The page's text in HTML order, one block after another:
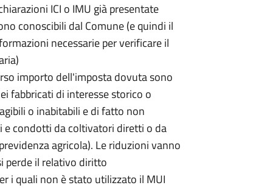
ICI o IMU già presentate
conoscibili dal Comune (e quindi il
necessarie per verificare il
importo dell'imposta dovuta sono
fabbricati di interesse storico o
o inabitabili e di fatto non
e condotti da coltivatori diretti o da
agricola). Le riduzioni vanno
perde il relativo diritto
i quali non è stato utilizzato il MUI